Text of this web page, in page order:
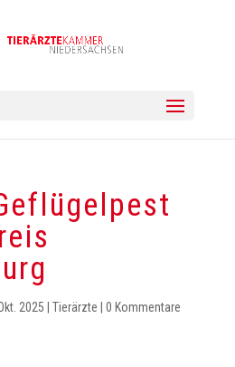
2025 Tierärzte 0 Kommentare